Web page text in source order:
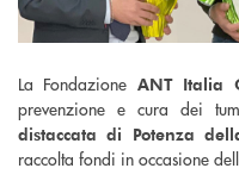
La Fondazione ANT Italia
prevenzione e cura dei
distaccata di Potenza
raccolta fondi in occasione